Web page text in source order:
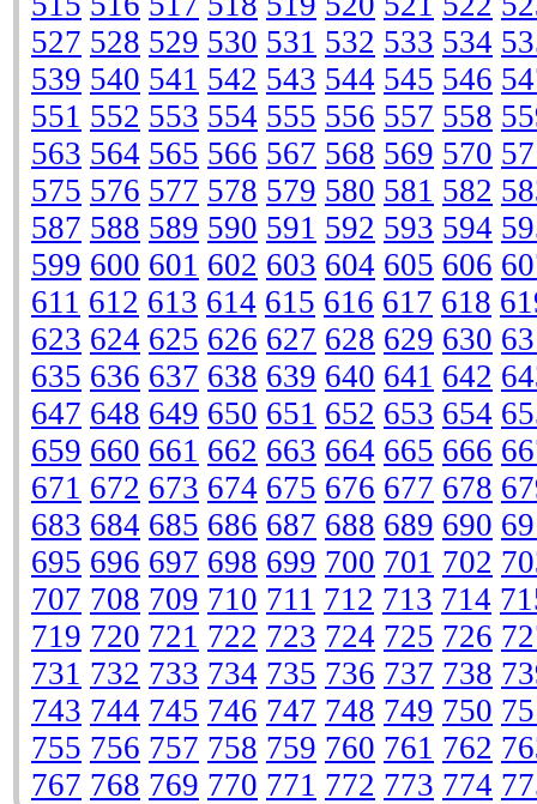
527 528 529 530 531 532 533 534
539 540 541 542 543 544 545 546
551 552 553 554 555 556 557 558
563 564 565 566 567 568 569 570
575 576 577 578 579 580 581 582
587 588 589 590 591 592 593 594
599 600 601 602 603 604 605 606
611 612 613 614 615 616 617 618
623 624 625 626 627 628 629 630
635 636 637 638 639 640 641 642
647 648 649 650 651 652 653 654
659 660 661 662 663 664 665 666
671 672 673 674 675 676 677 678
683 684 685 686 687 688 689 690
695 696 697 698 699 700 701 702
707 708 709 710 711 712 713 714
719 720 721 722 723 724 725 726
731 732 733 734 735 736 737 738
743 744 745 746 747 748 749 750
755 756 757 758 759 760 761 762
767 768 769 770 771 772 773 774